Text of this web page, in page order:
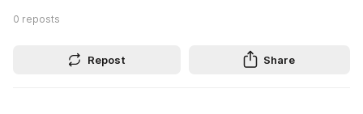
0 reposts
Repost Share